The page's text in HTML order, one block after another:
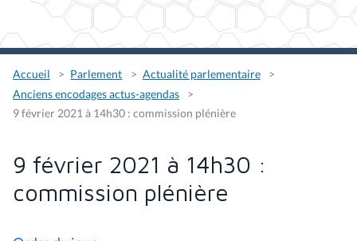
Accueil Parlement
Actualité parlementaire
Anciens encodages actus-agendas
9 février 2021 à 14h30 : commission plénière
9 février 2021 à 14h30 :
commission plénière